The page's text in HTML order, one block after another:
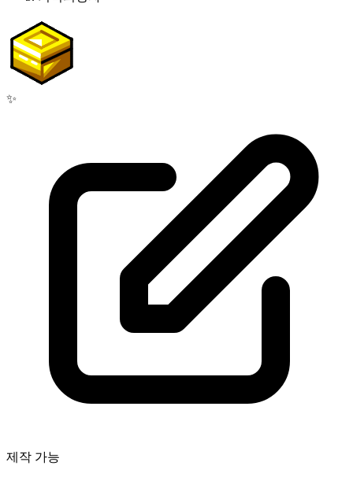
✨
제작 가능